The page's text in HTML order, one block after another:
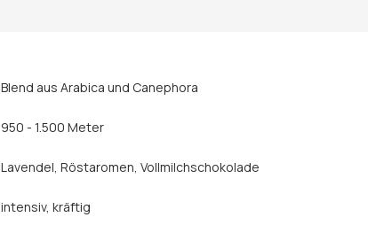
Blend aus Arabica und Canephora
950 - 1.500 Meter
Lavendel, Röstaromen, Vollmilchschokolade
intensiv, kräftig